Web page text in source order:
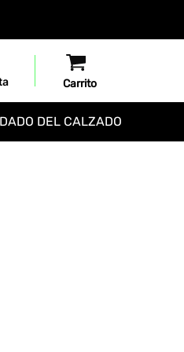
DEL CALZADO